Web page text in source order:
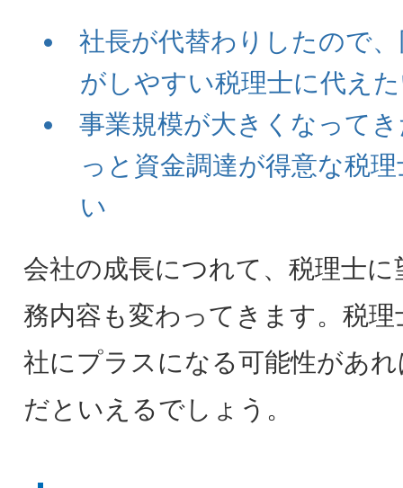
社長が代替わりしたので
がしやすい税理士に代え
事業規模が大きくなって
っと資金調達が得意な税
い
会社の成長につれて、税理士に
務内容も変わってきます。税理
社にプラスになる可能性があ
だといえるでしょう。